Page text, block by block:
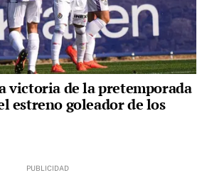
victoria de la pretemporada
estreno goleador de los